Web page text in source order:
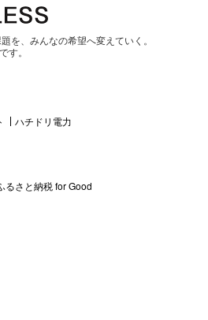
を、みんなの希望へ変えていく。
す。
ハチドリ電力
るさと納税 for Good